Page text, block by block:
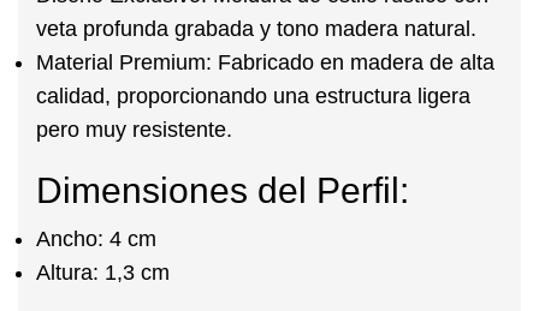
veta profunda grabada y tono madera natural.
Material Premium: Fabricado en madera de alta
calidad, proporcionando una estructura ligera
pero muy resistente.
Dimensiones del Perfil:
Ancho: 4 cm
Altura: 1,3 cm